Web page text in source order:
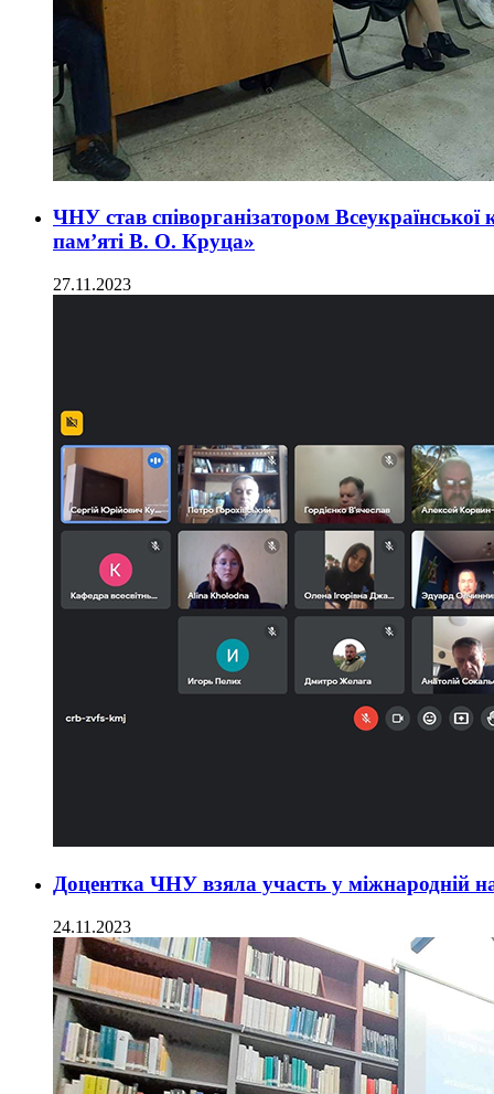
ЧНУ став співорганізатором Всеукраїнської
пам’яті В. О. Круца»
27.11.2023
Доцентка ЧНУ взяла участь у міжнародній
24.11.2023